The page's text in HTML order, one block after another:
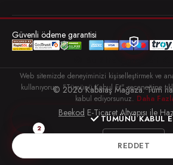
2
Güvenli ödeme garantisi
© 2026 Kabataş Mağaza. Tüm
Beekod E-Ticaret Altyapısı ile
Türkçe
Web sitemizde deneyiminizi kişiselleştirmek ve
kullanıyoruz. "Tümünü Kabul Et" seçeneğine
kabul ediyorsunuz. Daha
TÜMÜNÜ KABUL
REDDET